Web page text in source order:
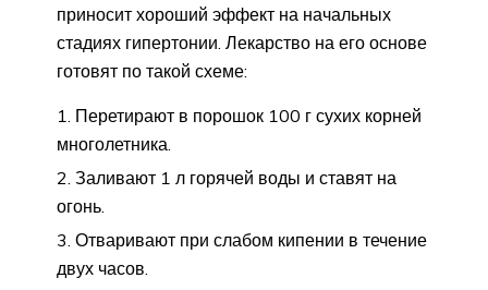
приносит хороший эффект на начальных
стадиях гипертонии. Лекарство на его основе
готовят по такой схеме:
Перетирают в порошок 100 г сухих корней
многолетника.
Заливают 1 л горячей воды и ставят на
огонь.
Отваривают при слабом кипении в течение
двух часов.